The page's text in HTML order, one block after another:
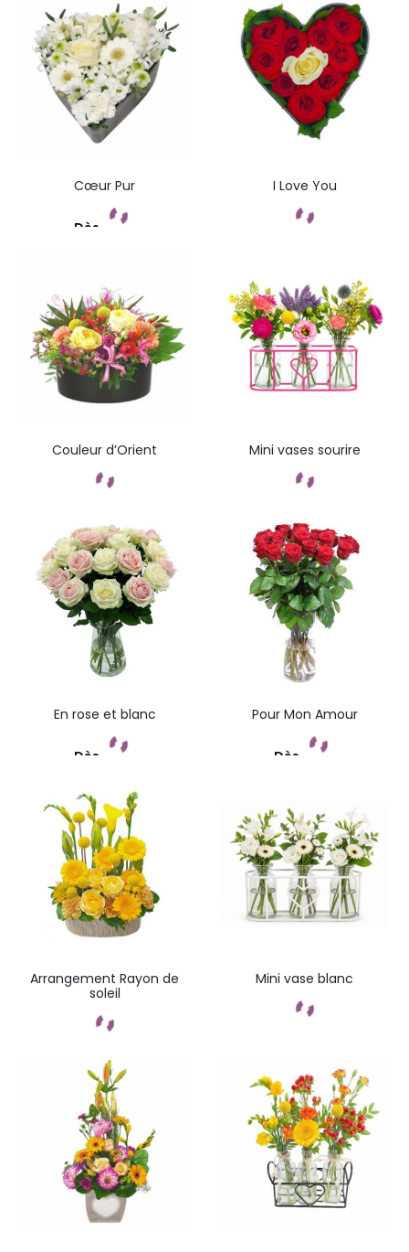
Cœur Pur
Dès
I Love You
Couleur d’Orient
Commandez
Mini vases sourire
Commandez
En rose et blanc
Dès
Pour Mon Amour
Dès
Arrangement Rayon de
soleil
Commandez
Mini vase blanc